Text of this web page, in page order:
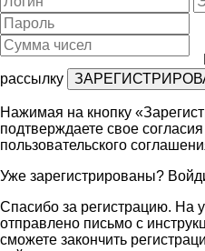
рассылку
Нажимая на кнопку
подтверждаете свое
пользовательского
Уже зарегистрированы?
Спасибо за регистрацию. На
отправлено письмо с
сможете закончить